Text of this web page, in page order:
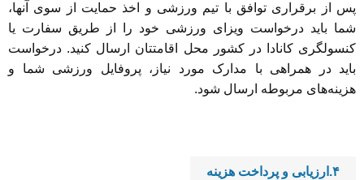
پس از برقراری توافق با تیم ورزشی و اخذ حمایت از سوی آنها،
شما باید درخواست ویزای ورزشی خود را از طریق سفارت یا
کنسولگری کانادا در کشور محل اقامتتان ارسال کنید. درخواست
باید در همراهی با مدارک مورد نیاز، پروفایل ورزشی شما و
هزینه‌های مربوطه ارسال شود.
۴.ارزیابی و پرداخت هزینه